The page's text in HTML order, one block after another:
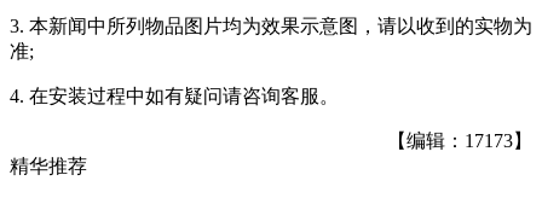
3. 本新闻中所列物品图片均为效果示意图，请以收到的实物为
准;
4. 在安装过程中如有疑问请咨询客服。
【编辑：17173】
精华推荐